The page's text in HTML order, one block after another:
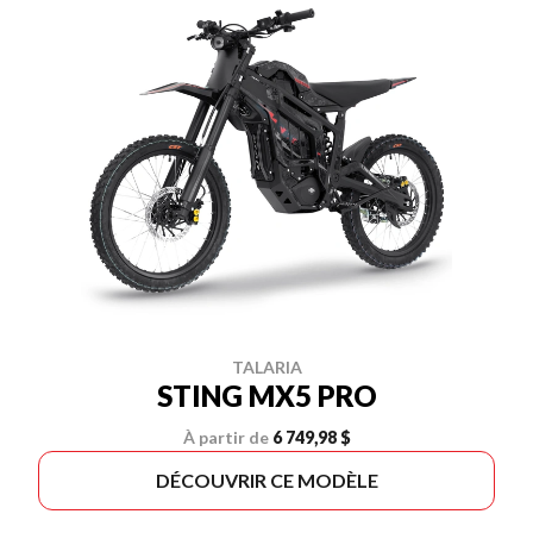
TALARIA
STING MX5 PRO
À partir de 6 749,98 $
DÉCOUVRIR CE MODÈLE